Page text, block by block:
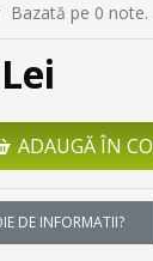
Bazată pe 0 note.
ADAUGĂ ÎN
DE INFORMATII?